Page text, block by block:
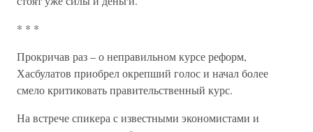
* * *
Прокричав раз – о неправильном курсе реформ,
Хасбулатов приобрел окрепший голос и начал более
смело критиковать правительственный курс.
На встрече спикера с известными экономистами и